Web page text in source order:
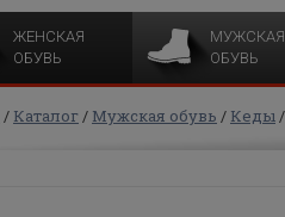
ЖЕНСКАЯ
ОБУВЬ
МУЖСКАЯ
ОБУВЬ
Каталог Мужская обувь Кеды